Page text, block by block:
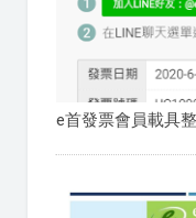
e首發票會員載具